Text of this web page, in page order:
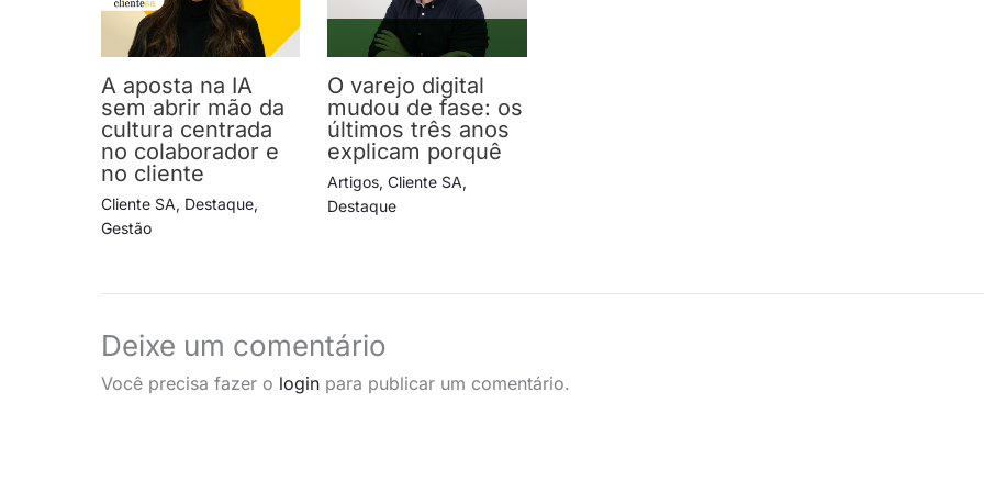
A aposta na IA
sem abrir mão da
cultura centrada
no colaborador e
no cliente
Cliente SA, Destaque,
Gestão
O varejo digital
mudou de fase: os
últimos três anos
explicam porquê
Artigos,Cliente SA,
Destaque
Deixe um comentário
Você precisa fazer o login para publicar um comentário.